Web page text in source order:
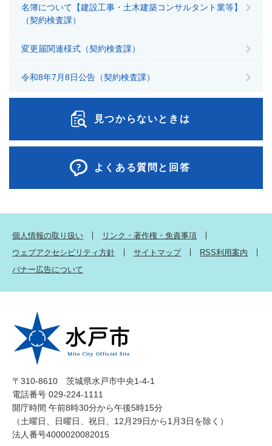
名簿について【建設工事・土木建築コンサルタント業等】
（契約検査課）
変更届関連様式（契約検査課）
令和8年7月8日公告（契約検査課）
見つからないときは
よくある質問と回答
個人情報の取り扱い
リンク・著作権・免責事項
ウェブアクセシビリティ方針
サイトマップ
RSS利用案内
バナー広告について
〒310-8610 茨城県水戸市中央1-4-1
電話番号 029-224-1111
開庁時間 午前8時30分から午後5時15分
（土曜日、日曜日、祝日、12月29日から1月3日を除く）
法人番号4000020082015